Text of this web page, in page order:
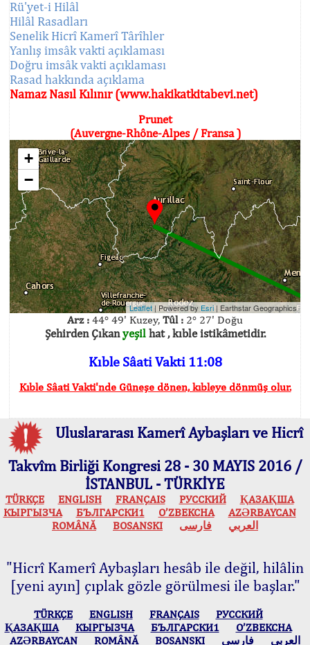
Rü'yet-i Hilâl
Hilâl Rasadları
Senelik Hicrî Kamerî Târîhler
Yanlış imsâk vakti açıklaması
Doğru imsâk vakti açıklaması
Rasad hakkında açıklama
Namaz Nasıl Kılınır (www.hakikatkitabevi.net)
Prunet
(Auvergne-Rhône-Alpes / Fransa )
+
−
Leaflet| Powered by Esri| Earthstar Geographics
Arz : 44° 49' Kuzey, Tûl : 2° 27' Doğu
Şehirden Çıkanyeşilhat , kıble istikâmetidir.
Kıble Sâati Vakti 11:08
Kıble Sâati Vakti'nde Güneşe dönen, kıbleye dönmüş olur.
Uluslararası Kamerî Aybaşları ve Hicrî
Takvîm Birliği Kongresi 28 - 30 MAYIS 2016 /
İSTANBUL - TÜRKİYE
TÜRKÇE ENGLISH FRANÇAIS РУССКИЙ
ҚАЗАҚША
КЫPГЫЗЧA
БЪЛГАРСКИ1 O’ZBEKCHA
AZӘRBAYCAN
ROMÂNĂ
BOSANSKI العربي فارسی
"Hicrî Kamerî Aybaşları hesâb ile değil, hilâlin
[yeni ayın] çıplak gözle görülmesi ile başlar."
TÜRKÇE ENGLISH FRANÇAIS
РУССКИЙ
ҚАЗАҚША
КЫPГЫЗЧA БЪЛГАРСКИ1
O’ZBEKCHA
AZӘRBAYCAN
ROMÂNĂ BOSANSKI العربي فارسی